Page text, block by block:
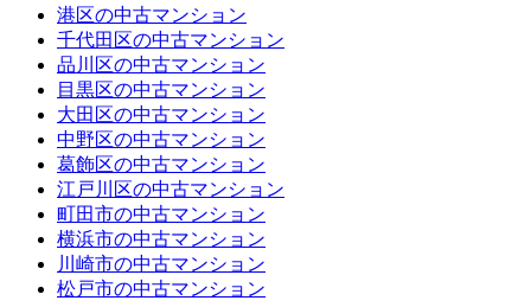
港区の中古マンション
千代田区の中古マンション
品川区の中古マンション
目黒区の中古マンション
大田区の中古マンション
中野区の中古マンション
葛飾区の中古マンション
江戸川区の中古マンション
町田市の中古マンション
横浜市の中古マンション
川崎市の中古マンション
松戸市の中古マンション